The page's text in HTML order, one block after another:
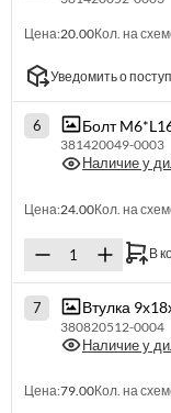
Цена:20.00Кол. на
Уведомить о
6 Болт
381420049-0003
Наличие у
Цена:24.00Кол. на
В
7 Втулка
380820512-0004
Наличие у
Цена:79.00Кол. на